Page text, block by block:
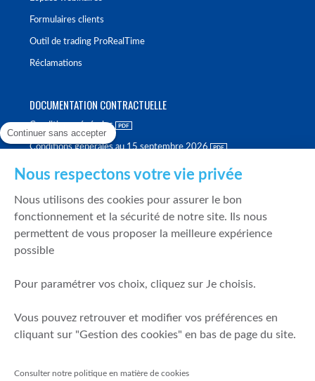
Formulaires clients
Outil de trading ProRealTime
Réclamations
DOCUMENTATION CONTRACTUELLE
Conditions générales
Conditions générales au 15 septembre 2026
Politique de meilleure sélection
Politique de durabilité
Fonds de garantie des dépôts et de résolution
Mentions légales
Prévention de la fraude
Continuer sans accepter
Nous respectons votre vie privée
Nous utilisons des cookies pour assurer le bon
fonctionnement et la sécurité de notre site. Ils nous
permettent de vous proposer la meilleure expérience
possible
Pour paramétrer vos choix, cliquez sur Je choisis.
Vous pouvez retrouver et modifier vos préférences en
cliquant sur "Gestion des cookies" en bas de page du site.
Consulter notre politique en matière de cookies